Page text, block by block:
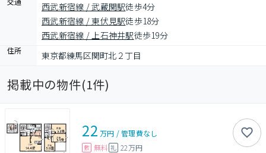
西武新宿線 / 武蔵関駅徒歩4分
西武新宿線 / 東伏見駅徒歩18分
西武新宿線 / 上石神井駅徒歩19分
住所 東京都練馬区関町北２丁目
掲載中の物件(1件)
22 万円 /管理費なし
敷 無料 礼 22万円